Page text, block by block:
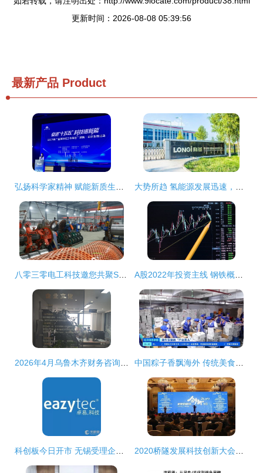
更新时间：2026-08-08 05:39:56
最新产品 Product